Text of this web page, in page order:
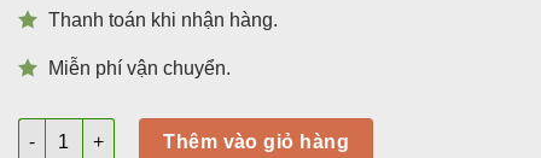
Thanh toán khi nhận hàng.
Miễn phí vận chuyển.
GouTrin - Viên uống giảm gout an toàn & hiệu quả số lượng
Thêm vào giỏ hàng